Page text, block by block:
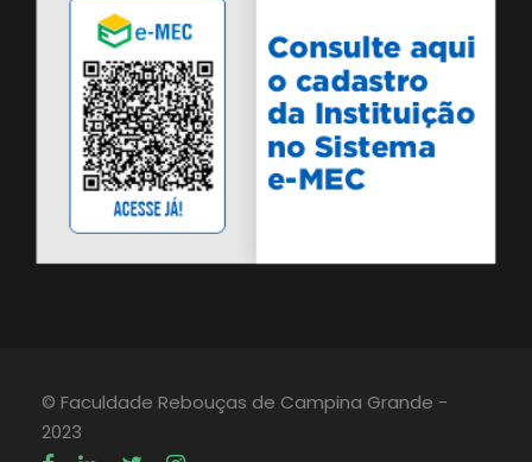
© Faculdade Rebouças de Campina Grande -
2023